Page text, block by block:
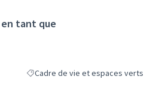
tant que
Filtrer les résultats de la
Cadre de vie et espaces verts